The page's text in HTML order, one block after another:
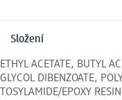
Složení
ETHYL ACETATE, BUTYL
GLYCOL DIBENZOATE,
TOSYLAMIDE/EPOXY